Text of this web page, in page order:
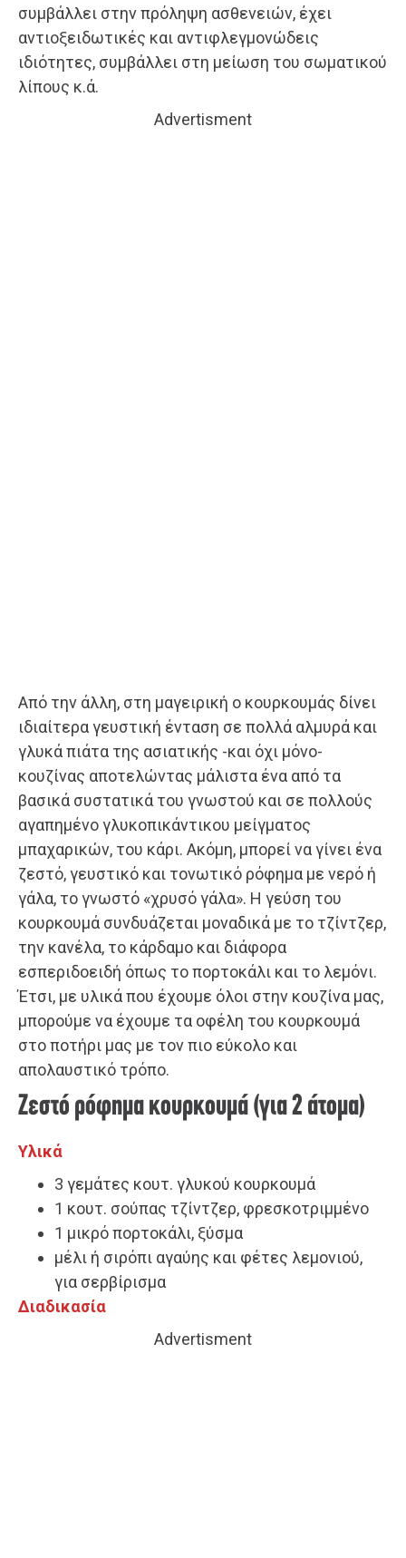
συμβάλλει στην πρόληψη ασθενειών, έχει
αντιοξειδωτικές και αντιφλεγμονώδεις
ιδιότητες, συμβάλλει στη μείωση του σωματικού
λίπους κ.ά.
Advertisment
Από την άλλη, στη μαγειρική ο κουρκουμάς δίνει
ιδιαίτερα γευστική ένταση σε πολλά αλμυρά και
γλυκά πιάτα της ασιατικής -και όχι μόνο-
κουζίνας αποτελώντας μάλιστα ένα από τα
βασικά συστατικά του γνωστού και σε πολλούς
αγαπημένο γλυκοπικάντικου μείγματος
μπαχαρικών, του κάρι. Ακόμη, μπορεί να γίνει ένα
ζεστό, γευστικό και τονωτικό ρόφημα με νερό ή
γάλα, το γνωστό «χρυσό γάλα». Η γεύση του
κουρκουμά συνδυάζεται μοναδικά με το τζίντζερ,
την κανέλα, το κάρδαμο και διάφορα
εσπεριδοειδή όπως το πορτοκάλι και το λεμόνι.
Έτσι, με υλικά που έχουμε όλοι στην κουζίνα μας,
μπορούμε να έχουμε τα οφέλη του κουρκουμά
στο ποτήρι μας με τον πιο εύκολο και
απολαυστικό τρόπο.
Ζεστό ρόφημα κουρκουμά (για 2 άτομα)
Υλικά
3 γεμάτες κουτ. γλυκού κουρκουμά
1 κουτ. σούπας τζίντζερ, φρεσκοτριμμένο
1 μικρό πορτοκάλι, ξύσμα
μέλι ή σιρόπι αγαύης και φέτες λεμονιού,
για σερβίρισμα
Διαδικασία
Advertisment